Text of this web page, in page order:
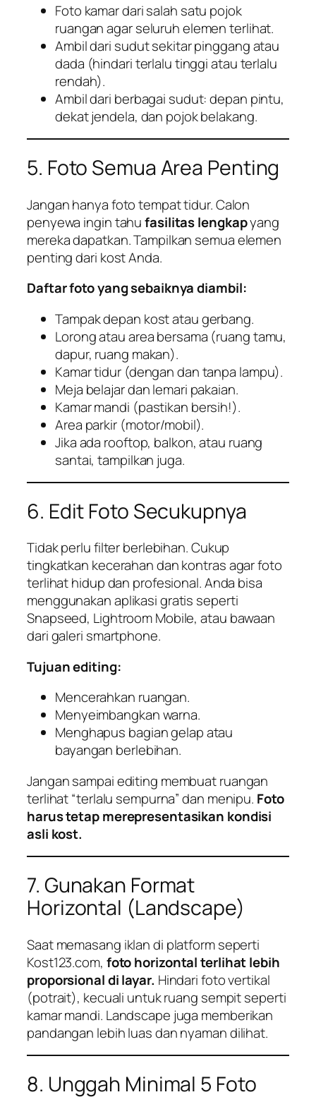
Foto kamar dari salah satu pojok
ruangan agar seluruh elemen terlihat.
Ambil dari sudut sekitar pinggang atau
dada (hindari terlalu tinggi atau terlalu
rendah).
Ambil dari berbagai sudut: depan pintu,
dekat jendela, dan pojok belakang.
5. Foto Semua Area Penting
Jangan hanya foto tempat tidur. Calon
penyewa ingin tahufasilitas lengkapyang
mereka dapatkan. Tampilkan semua elemen
penting dari kost Anda.
Daftar foto yang sebaiknya diambil:
Tampak depan kost atau gerbang.
Lorong atau area bersama (ruang tamu,
dapur, ruang makan).
Kamar tidur (dengan dan tanpa lampu).
Meja belajar dan lemari pakaian.
Kamar mandi (pastikan bersih!).
Area parkir (motor/mobil).
Jika ada rooftop, balkon, atau ruang
santai, tampilkan juga.
6. Edit Foto Secukupnya
Tidak perlu filter berlebihan. Cukup
tingkatkan kecerahan dan kontras agar foto
terlihat hidup dan profesional. Anda bisa
menggunakan aplikasi gratis seperti
Snapseed, Lightroom Mobile, atau bawaan
dari galeri smartphone.
Tujuan editing:
Mencerahkan ruangan.
Menyeimbangkan warna.
Menghapus bagian gelap atau
bayangan berlebihan.
Jangan sampai editing membuat ruangan
terlihat “terlalu sempurna” dan menipu. Foto
harus tetap merepresentasikan kondisi
asli kost.
7. Gunakan Format
Horizontal (Landscape)
Saat memasang iklan di platform seperti
Kost123.com, foto horizontal terlihat lebih
proporsional di layar. Hindari foto vertikal
(potrait), kecuali untuk ruang sempit seperti
kamar mandi. Landscape juga memberikan
pandangan lebih luas dan nyaman dilihat.
8. Unggah Minimal 5 Foto